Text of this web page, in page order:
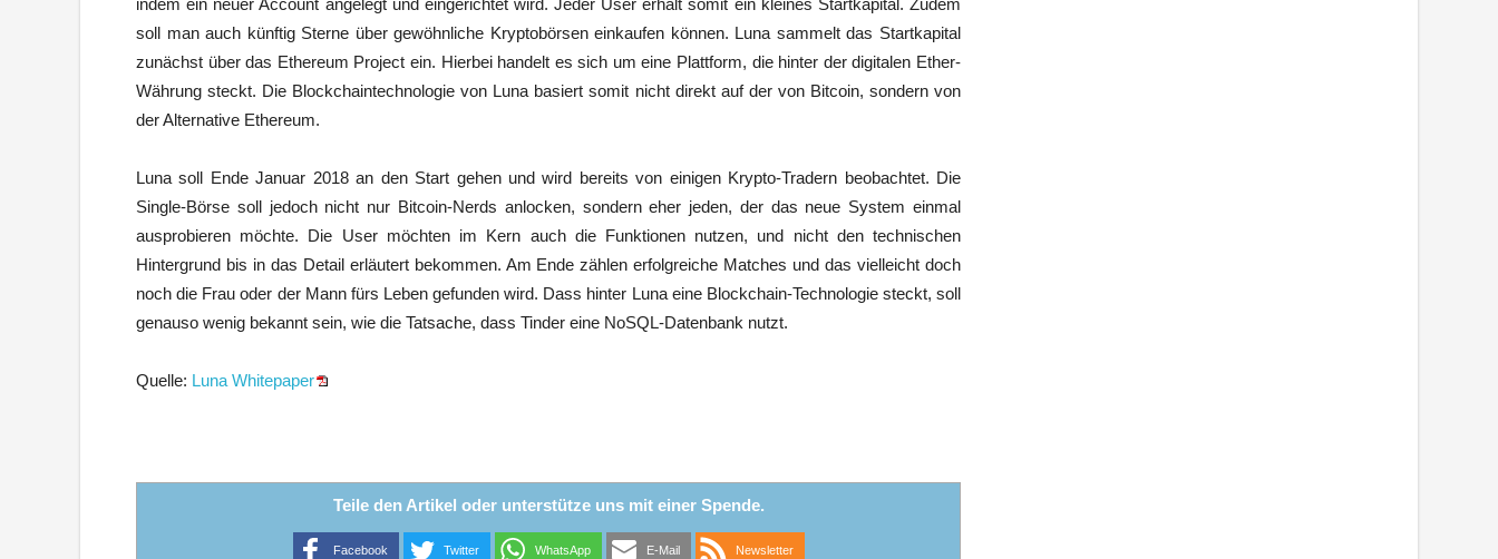
soll man auch künftig Sterne über gewöhnliche Kryptobörsen einkaufen können. Luna sammelt das Startkapital
zunächst über das Ethereum Project ein. Hierbei handelt es sich um eine Plattform, die hinter der digitalen Ether-
Währung steckt. Die Blockchaintechnologie von Luna basiert somit nicht direkt auf der von Bitcoin, sondern von
der Alternative Ethereum.
Luna soll Ende Januar 2018 an den Start gehen und wird bereits von einigen Krypto-Tradern beobachtet. Die
Single-Börse soll jedoch nicht nur Bitcoin-Nerds anlocken, sondern eher jeden, der das neue System einmal
ausprobieren möchte. Die User möchten im Kern auch die Funktionen nutzen, und nicht den technischen
Hintergrund bis in das Detail erläutert bekommen. Am Ende zählen erfolgreiche Matches und das vielleicht doch
noch die Frau oder der Mann fürs Leben gefunden wird. Dass hinter Luna eine Blockchain-Technologie steckt, soll
genauso wenig bekannt sein, wie die Tatsache, dass Tinder eine NoSQL-Datenbank nutzt.
Quelle: Luna Whitepaper
Teile den Artikel oder unterstütze uns mit einer Spende.
Facebook Twitter WhatsApp E-Mail Newsletter